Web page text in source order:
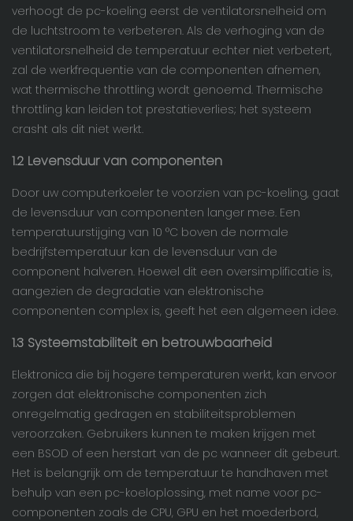
verhoogt de pc-koeling eerst de ventilatorsnelheid om
de luchtstroom te verbeteren. Als de verhoging van de
ventilatorsnelheid de temperatuur echter niet verbetert,
zal de werkfrequentie van de componenten afnemen,
wat thermische throttling wordt genoemd. Thermische
throttling kan leiden tot prestatieverlies; het systeem
crasht als dit niet werkt.
1.2 Levensduur van componenten
Door uw computerkoeler te voorzien van pc-koeling, gaat
de levensduur van componenten langer mee. Een
temperatuurstijging van 10 °C boven de normale
bedrijfstemperatuur kan de levensduur van de
component halveren. Hoewel dit een oversimplificatie is,
aangezien de degradatie van elektronische
componenten complex is, geeft het een algemeen idee.
1.3 Systeemstabiliteit en betrouwbaarheid
Elektronica die bij hogere temperaturen werkt, kan ervoor
zorgen dat elektronische componenten zich
onregelmatig gedragen en stabiliteitsproblemen
veroorzaken. Gebruikers kunnen te maken krijgen met
een BSOD of een herstart van de pc wanneer dit gebeurt.
Het is belangrijk om de temperatuur te handhaven met
behulp van een pc-koeloplossing, met name voor pc-
componenten zoals de CPU, GPU en het moederbord,